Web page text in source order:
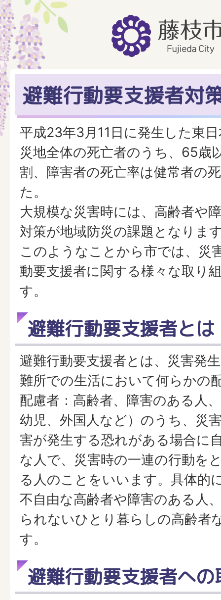
避難行動要支援者対
平成23年3月11日に発生した東
災地全体の死亡者のうち、65歳
割、障害者の死亡率は健常者の
た。
大規模な災害時には、高齢者や
対策が地域防災の課題となりま
このようなことから市では、災
動要支援者に関する様々な取り
す。
避難行動要支援者とは
避難行動要支援者とは、災害発
難所での生活において何らかの
配慮者：高齢者、障害のある人
幼児、外国人など）のうち、災
害が発生する恐れがある場合に
な人で、災害時の一連の行動を
る人のことをいいます。具体的
不自由な高齢者や障害のある人
られないひとり暮らしの高齢者
す。
避難行動要支援者へ